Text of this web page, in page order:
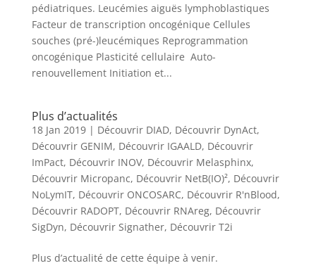
pédiatriques. Leucémies aiguës lymphoblastiques
Facteur de transcription oncogénique Cellules
souches (pré-)leucémiques Reprogrammation
oncogénique Plasticité cellulaire Auto-
renouvellement Initiation et...
Plus d’actualités
18 Jan 2019| Découvrir DIAD, Découvrir DynAct,
Découvrir GENIM, Découvrir IGAALD, Découvrir
ImPact, Découvrir INOV, Découvrir Melasphinx,
Découvrir Micropanc, Découvrir NetB(IO)², Découvrir
NoLymIT, Découvrir ONCOSARC, Découvrir R'nBlood,
Découvrir RADOPT, Découvrir RNAreg, Découvrir
SigDyn, Découvrir Signather, Découvrir T2i
Plus d’actualité de cette équipe à venir.